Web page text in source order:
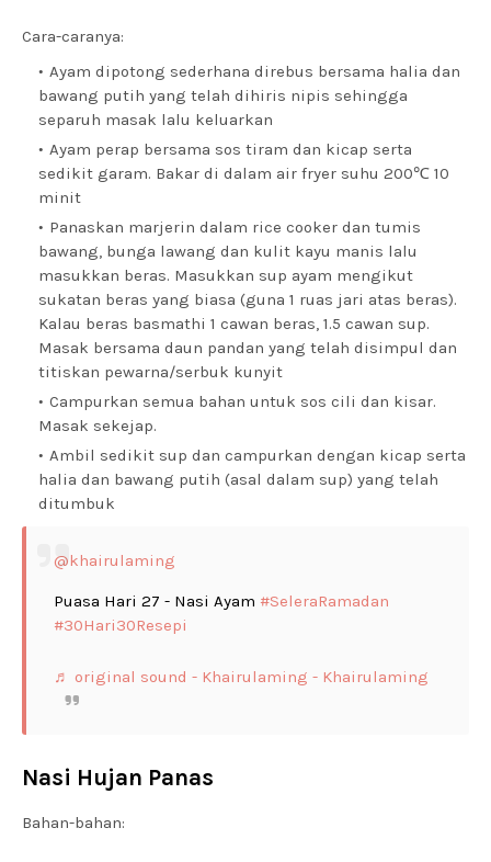
Cara-caranya:
Ayam dipotong sederhana direbus bersama halia dan
bawang putih yang telah dihiris nipis sehingga
separuh masak lalu keluarkan
Ayam perap bersama sos tiram dan kicap serta
sedikit garam. Bakar di dalam air fryer suhu 200℃ 10
minit
Panaskan marjerin dalam rice cooker dan tumis
bawang, bunga lawang dan kulit kayu manis lalu
masukkan beras. Masukkan sup ayam mengikut
sukatan beras yang biasa (guna 1 ruas jari atas beras).
Kalau beras basmathi 1 cawan beras, 1.5 cawan sup.
Masak bersama daun pandan yang telah disimpul dan
titiskan pewarna/serbuk kunyit
Campurkan semua bahan untuk sos cili dan kisar.
Masak sekejap.
Ambil sedikit sup dan campurkan dengan kicap serta
halia dan bawang putih (asal dalam sup) yang telah
ditumbuk
@khairulaming
Puasa Hari 27 - Nasi Ayam #SeleraRamadan
#30Hari30Resepi
♬ original sound - Khairulaming - Khairulaming
Nasi Hujan Panas
Bahan-bahan: